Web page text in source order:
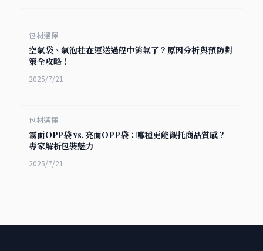
包材選擇
空氣袋、氣泡柱在運送過程中消氣了？原因分析與預防對
策全攻略！
2025/7/21
包材選擇
霧面OPP袋 vs. 亮面OPP袋：哪種更能襯托商品質感？
專家解析包裝魅力
2025/7/21